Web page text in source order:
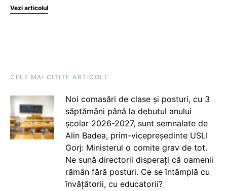
Vezi articolul
CELE MAI CITITE ARTICOLE
Noi comasări de clase și posturi, cu 3
săptămâni până la debutul anului
școlar 2026-2027, sunt semnalate de
Alin Badea, prim-vicepreședinte USLI
Gorj: Ministerul o comite grav de tot.
Ne sună directorii disperați că oamenii
rămân fără posturi. Ce se întâmplă cu
învățătorii, cu educatorii?